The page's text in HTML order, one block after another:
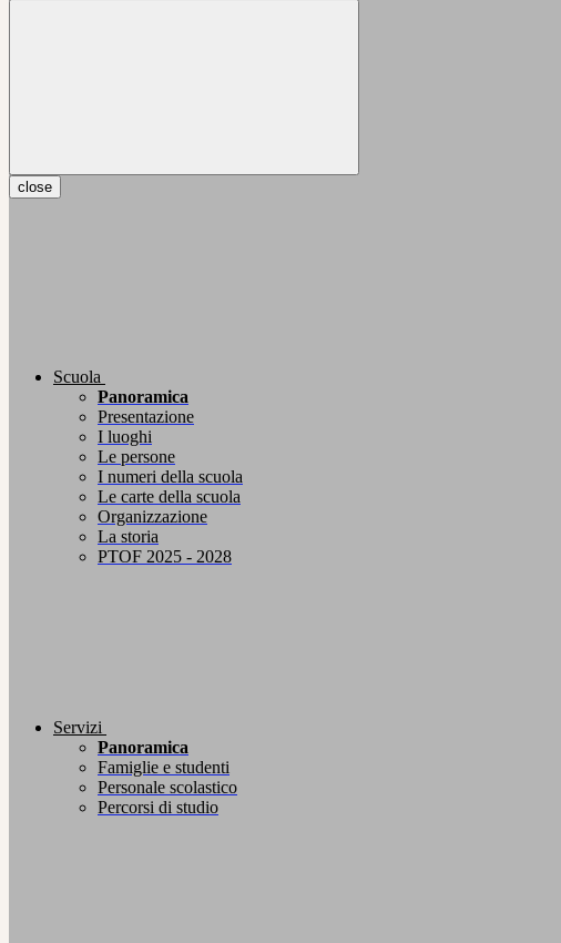
close
Scuola
Panoramica
Presentazione
I luoghi
Le persone
I numeri della scuola
Le carte della scuola
Organizzazione
La storia
PTOF 2025 - 2028
Servizi
Panoramica
Famiglie e studenti
Personale scolastico
Percorsi di studio